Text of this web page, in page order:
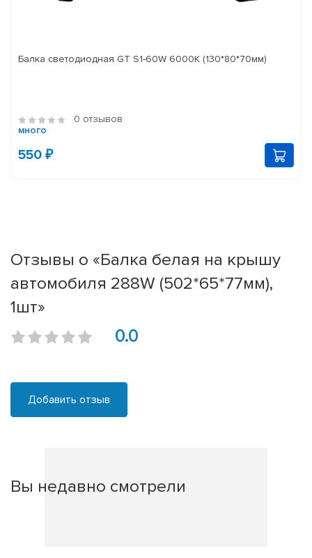
Балка светодиодная GT S1-60W 6000K (130*80*70мм)
0 отзывов
много
550 ₽
Отзывы о «Балка белая на крышу
автомобиля 288W (502*65*77мм),
1шт»
0.0
Добавить отзыв
Вы недавно смотрели